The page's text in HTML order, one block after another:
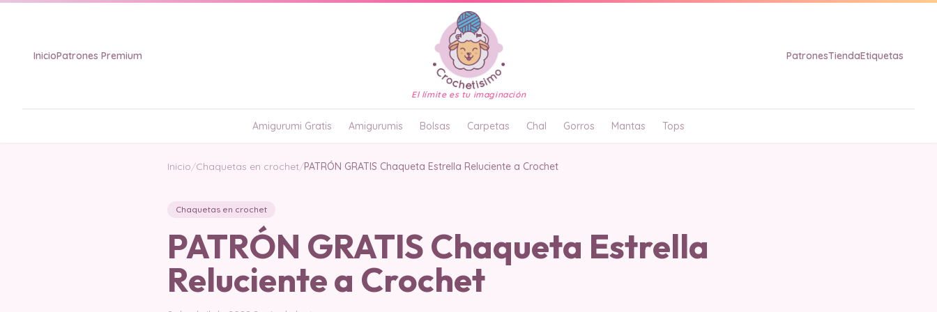
InicioPatrones Premium
El límite es tu imaginación
PatronesTiendaEtiquetas
Amigurumi Gratis Amigurumis Bolsas Carpetas Chal Gorros Mantas Tops
Inicio/Chaquetas en crochet/PATRÓN GRATIS Chaqueta Estrella Reluciente a Crochet
Chaquetas en crochet
PATRÓN GRATIS Chaqueta Estrella
Reluciente a Crochet